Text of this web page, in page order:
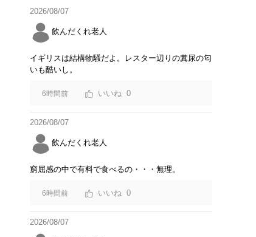
2026/08/07
飲んだくれ老人
イギリスは結構物騒だよ。レスター辺りの糞尿の匂
いも酷いし。
6時間前 0
2026/08/07
飲んだくれ老人
窮屈感の中で有料で食べるの・・・無理。
6時間前 0
2026/08/07